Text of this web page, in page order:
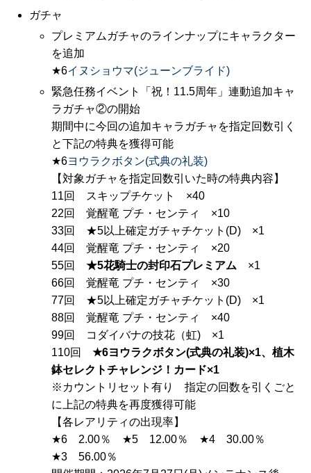
ガチャ
プレミアムガチャのラインナップにキャラクター
を追加
★6イヌショウマ(ジューンブライド)
緊急任務イベント「祝！11.5周年」連動追加キャ
ラガチャ②の開始
期間中に今回の追加キャラガチャを指定回数引く
と下記の特典を獲得可能
★6ヨウラクボタン(式典の礼装)
【対象ガチャを指定回数引いた時の特典内容】
11回 スキップチケット ×40
22回 覚醒竜 プチ・センティ ×10
33回 ★5以上確定ガチャチケット(D) ×1
44回 覚醒竜 プチ・センティ ×20
55回 ★5花騎士の封印石プレミアム ×1
66回 覚醒竜 プチ・センティ ×30
77回 ★5以上確定ガチャチケット(D) ×1
88回 覚醒竜 プチ・センティ ×40
99回 コダイバナの技花（虹) ×1
110回 ★6ヨウラクボタン(式典の礼装)×1、植木
鉢セレクトチャレンジ！カード×1
※カウントリセット有り 指定の回数を引くごと
に上記の特典を再度獲得可能
【各レアリティの出現率】
★6 2.00％ ★5 12.00％ ★4 30.00％
★3 56.00％